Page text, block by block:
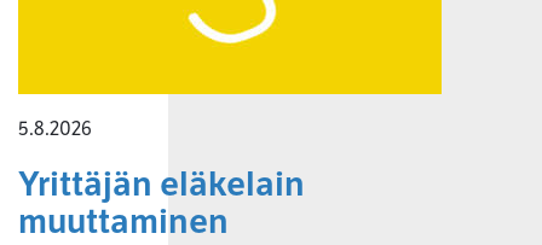
5.8.2026
Yrittäjän eläkelain
muuttaminen